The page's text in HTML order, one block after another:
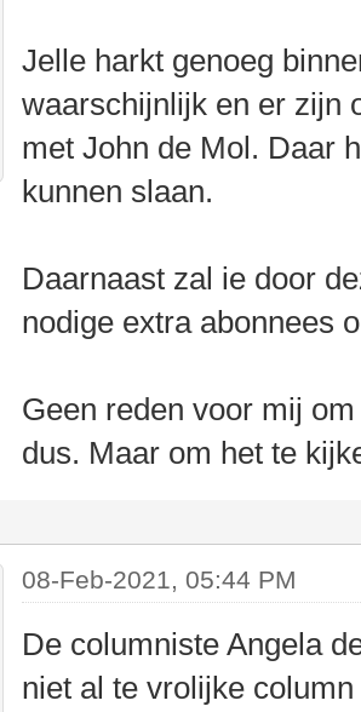
Jelle harkt genoeg
waarschijnlijk en er zijn
met John de Mol. Daar
kunnen slaan.
Daarnaast zal ie door
nodige extra abonnees
Geen reden voor mij
dus. Maar om het te
08-Feb-2021, 05:44 PM
De columniste Angela
niet al te vrolijke